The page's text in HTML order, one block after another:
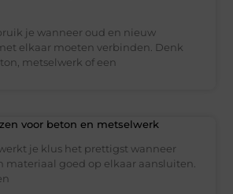
je wanneer oud en nieuw
elkaar moeten verbinden. Denk
metselwerk of een
voor beton en metselwerk
je klus het prettigst wanneer
materiaal goed op elkaar aansluiten.